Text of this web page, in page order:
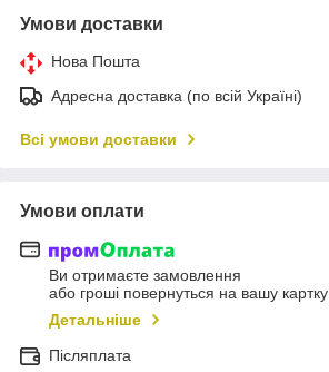
Умови доставки
Нова Пошта
Адресна доставка (по всій Україні)
Всі умови доставки
Умови оплати
Ви отримаєте замовлення
або гроші повернуться на вашу картку
Детальніше
Післяплата